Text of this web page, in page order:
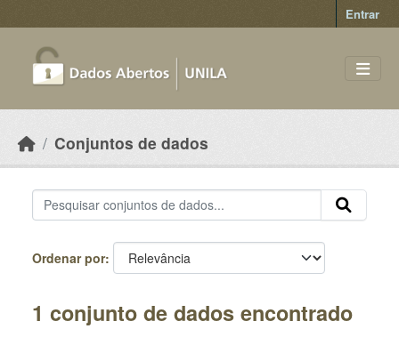
Entrar
Conjuntos de dados
Ordenar por
1 conjunto de dados encontrado